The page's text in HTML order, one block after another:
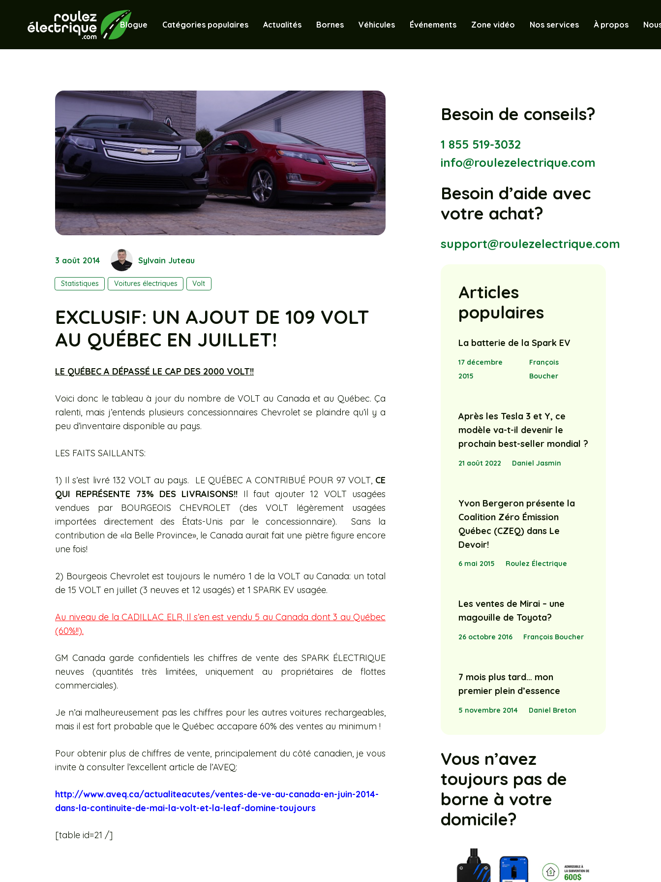
Blogue Catégories populaires Actualités Bornes Véhicules Événements Zone vidéo Nos services À propos
3 août 2014 Sylvain Juteau
Statistiques Voitures électriques Volt
EXCLUSIF: UN AJOUT DE 109 VOLT
AU QUÉBEC EN JUILLET!
LE QUÉBEC A DÉPASSÉ LE CAP DES 2000 VOLT!!
Voici donc le tableau à jour du nombre de VOLT au Canada et au Québec. Ça
ralenti, mais j’entends plusieurs concessionnaires Chevrolet se plaindre qu’il y a
peu d’inventaire disponible au pays.
LES FAITS SAILLANTS:
1) Il s’est livré 132 VOLT au pays. LE QUÉBEC A CONTRIBUÉ POUR 97 VOLT, CE
QUI REPRÉSENTE 73% DES LIVRAISONS!! Il faut ajouter 12 VOLT usagées
vendues par BOURGEOIS CHEVROLET (des VOLT légèrement usagées
importées directement des États-Unis par le concessionnaire). Sans la
contribution de «la Belle Province», le Canada aurait fait une piètre figure encore
une fois!
2) Bourgeois Chevrolet est toujours le numéro 1 de la VOLT au Canada: un total
de 15 VOLT en juillet (3 neuves et 12 usagés) et 1 SPARK EV usagée.
Au niveau de la CADILLAC ELR, Il s’en est vendu 5 au Canada dont 3 au Québec
(60%!!).
GM Canada garde confidentiels les chiffres de vente des SPARK ÉLECTRIQUE
neuves (quantités très limitées, uniquement au propriétaires de flottes
commerciales).
Je n’ai malheureusement pas les chiffres pour les autres voitures rechargeables,
mais il est fort probable que le Québec accapare 60% des ventes au minimum !
Pour obtenir plus de chiffres de vente, principalement du côté canadien, je vous
invite à consulter l’excellent article de l’AVEQ:
http://www.aveq.ca/actualiteacutes/ventes-de-ve-au-canada-en-juin-2014-
dans-la-continuite-de-mai-la-volt-et-la-leaf-domine-toujours
[table id=21 /]
Besoin de conseils?
1 855 519-3032
info@roulezelectrique.com
Besoin d’aide avec
votre achat?
support@roulezelectrique.com
Articles
populaires
La batterie de la Spark EV
17 décembre
2015
François
Boucher
Après les Tesla 3 et Y, ce
modèle va-t-il devenir le
prochain best-seller mondial ?
21 août 2022 Daniel Jasmin
Yvon Bergeron présente la
Coalition Zéro Émission
Québec (CZEQ) dans Le
Devoir!
6 mai 2015 Roulez Électrique
Les ventes de Mirai – une
magouille de Toyota?
26 octobre 2016 François Boucher
7 mois plus tard… mon
premier plein d’essence
5 novembre 2014 Daniel Breton
Vous n’avez
toujours pas de
borne à votre
domicile?